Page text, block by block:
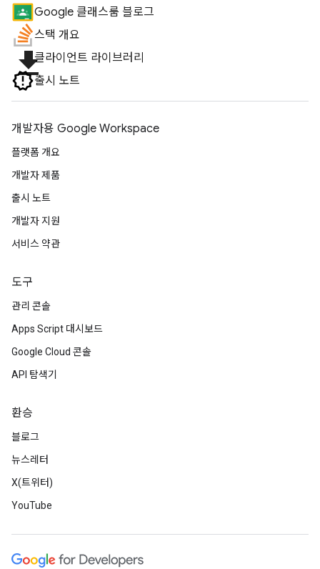
Google 클래스룸 블로그
스택 개요
file_download클라이언트 라이브러리
출시 노트
개발자용 Google Workspace
플랫폼 개요
개발자 제품
출시 노트
개발자 지원
서비스 약관
도구
관리 콘솔
Apps Script 대시보드
Google Cloud 콘솔
API 탐색기
환승
블로그
뉴스레터
X(트위터)
YouTube